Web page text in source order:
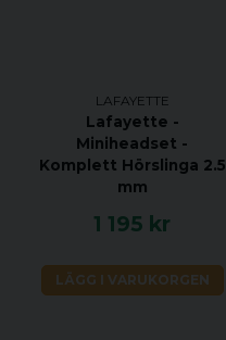
LAFAYETTE
Lafayette -
Miniheadset -
Komplett Hörslinga 2.5
mm
1 195 kr
LÄGG I VARUKORGEN